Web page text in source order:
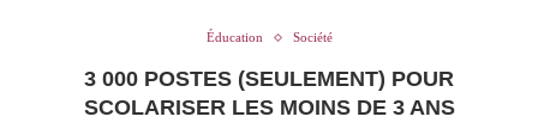
Éducation Société
3 000 POSTES (SEULEMENT) POUR
SCOLARISER LES MOINS DE 3 ANS